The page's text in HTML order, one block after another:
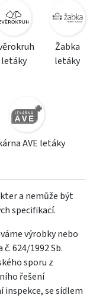
letáky
Žabka
letáky
AVE letáky
a nemůže být
specifikací.
výrobky nebo
624/1992 Sb.
sporu z
řešení
se sídlem